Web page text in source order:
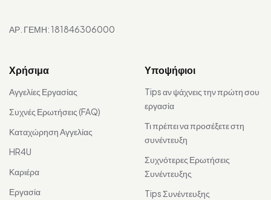
ΑΡ. ΓΕΜΗ: 181846306000
Χρήσιμα
Αγγελίες Εργασίας
Συχνές Ερωτήσεις (FAQ)
Καταχώρηση Αγγελίας
HR4U
Καριέρα
Εργασία
Υποψήφιοι
Tips αν ψάχνεις την πρώτη σου
εργασία
Τι πρέπει να προσέξετε στη
συνέντευξη
Συχνότερες Ερωτήσεις
Συνέντευξης
Tips Συνέντευξης